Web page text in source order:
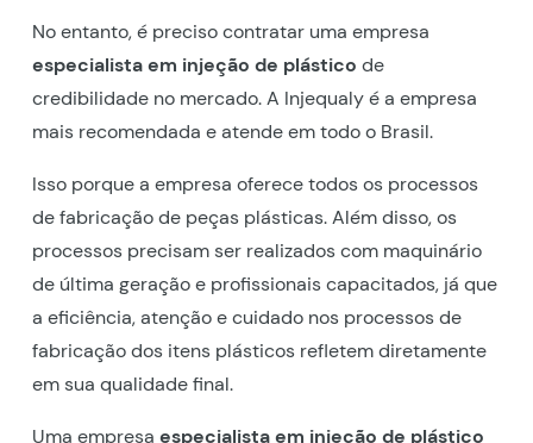
No entanto, é preciso contratar uma empresa
especialista em injeção de plástico de
credibilidade no mercado. A Injequaly é a empresa
mais recomendada e atende em todo o Brasil.
Isso porque a empresa oferece todos os processos
de fabricação de peças plásticas. Além disso, os
processos precisam ser realizados com maquinário
de última geração e profissionais capacitados, já que
a eficiência, atenção e cuidado nos processos de
fabricação dos itens plásticos refletem diretamente
em sua qualidade final.
Uma empresa especialista em injeção de plástico